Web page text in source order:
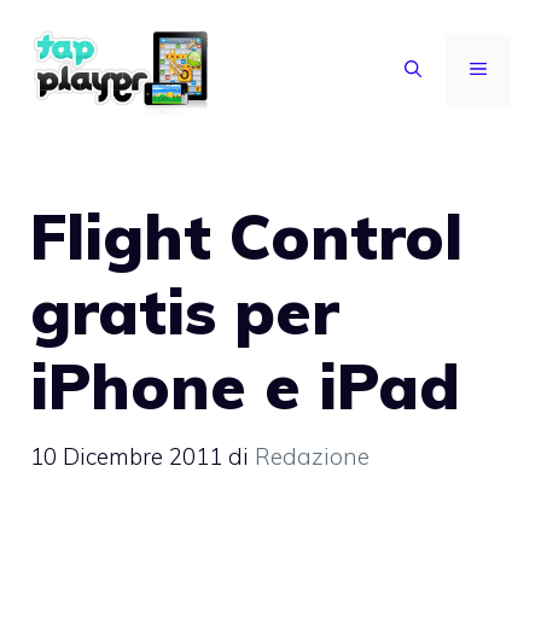
contenuto
MENU
Flight Control
gratis per
iPhone e iPad
10 Dicembre 2011 di Redazione